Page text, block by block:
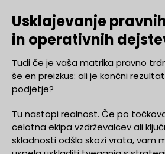
Usklajevanje
in operativnih
Tudi če je vaša matrika pravno
še en preizkus: ali je končni
podjetje?
Tu nastopi realnost. Če po
celotna ekipa vzdrževalcev ali
skladnosti odšla skozi vrata, vam